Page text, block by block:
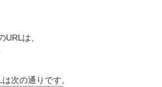
は、
次の通りです。